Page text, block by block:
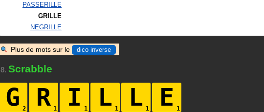
PASSERILLE
GRILLE
NEGRILLE
Plus de mots sur le dico inverse
8. Scrabble
G R I L L E